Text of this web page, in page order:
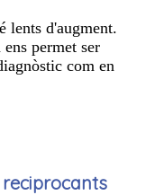
lents d'augment.
permet ser
com en